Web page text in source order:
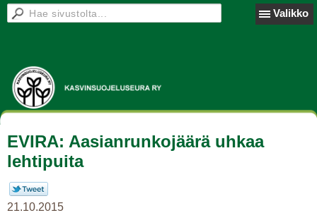
Valikko
EVIRA: Aasianrunkojäärä uhkaa
lehtipuita
21.10.2015